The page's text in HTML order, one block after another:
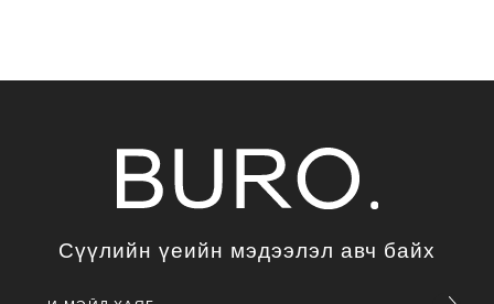
Сүүлийн үеийн мэдээлэл авч байх